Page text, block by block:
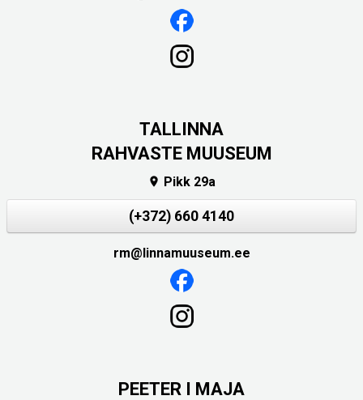
TALLINNA
RAHVASTE MUUSEUM
 Pikk 29a
(+372) 660 4140
rm@linnamuuseum.ee
PEETER I MAJA